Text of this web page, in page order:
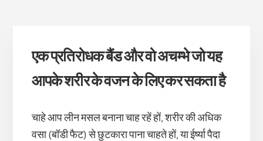
एक प्रतिरोधक बैंड और वो अचम्भे जो यह
आपके शरीर के वजन के लिए कर सकता है
चाहे आप लीन मसल बनाना चाह रहें हों, शरीर की अधिक
वसा (बॉडी फैट) से छुटकारा पाना चाहते हों, या ईर्ष्या पैदा